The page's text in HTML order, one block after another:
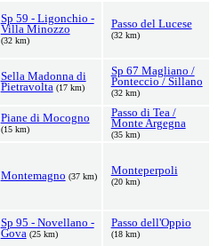
Sp 59 - Ligonchio -
Villa Minozzo
(32 km)
Passo del Lucese
(32 km)
Sella Madonna di
Pietravolta (17 km)
Sp 67 Magliano /
Ponteccio / Sillano
(32 km)
Piane di Mocogno
(15 km)
Passo di Tea /
Monte Argegna
(35 km)
Montemagno (37 km) Monteperpoli
(20 km)
Sp 95 - Novellano -
Gova (25 km)
Passo dell'Oppio
(18 km)